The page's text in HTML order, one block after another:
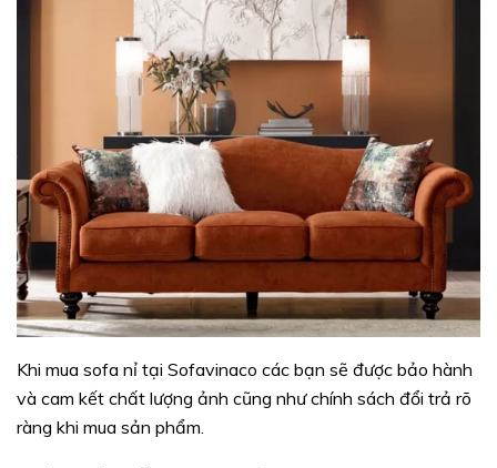
Khi mua sofa nỉ tại Sofavinaco các bạn sẽ được bảo hành
và cam kết chất lượng ảnh cũng như chính sách đổi trả rõ
ràng khi mua sản phẩm.